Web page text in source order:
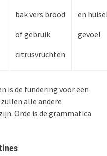
bak vers brood
of gebruik
citrusvruchten
en
gevoel
is de fundering voor een
alle andere
Orde is de grammatica